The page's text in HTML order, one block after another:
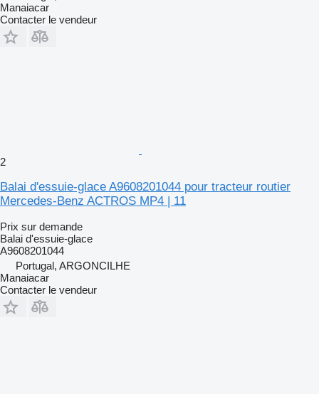
Manaiacar
Contacter le vendeur
2
Balai d'essuie-glace A9608201044 pour tracteur routier
Mercedes-Benz ACTROS MP4 | 11
Prix sur demande
Balai d'essuie-glace
A9608201044
Portugal, ARGONCILHE
Manaiacar
Contacter le vendeur